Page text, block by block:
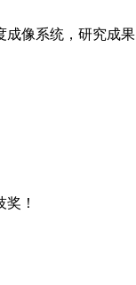
成像系统，研究成果
！